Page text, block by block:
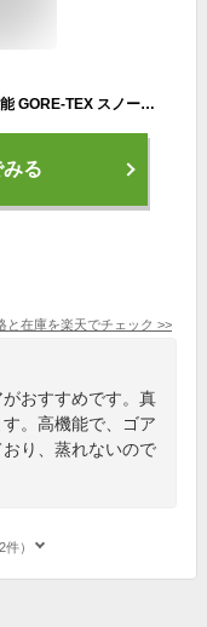
27%off 送料無料 ノースフェイス メンズ 高機能 GORE-TEX スノーボード ウェア スキー THE NORTH FACE ゴアテックス パウダー ガイド ライト ジャケット Powder Guide Light Jacket イエロー系 NS62305
る
と在庫を楽天でチェック >>
おすすめです。真
。高機能で、ゴア
り、蒸れないので
）